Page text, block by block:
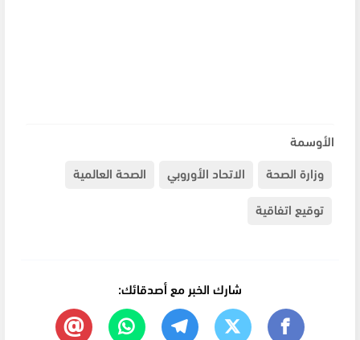
الأوسمة
وزارة الصحة
الاتحاد الأوروبي
الصحة العالمية
توقيع اتفاقية
شارك الخبر مع أصدقائك: